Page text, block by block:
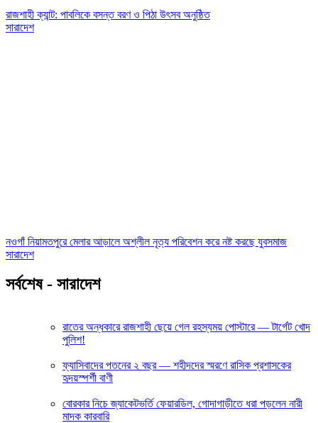
রাজশাহী ক্যান্ট: পাবলিকে বসন্ত বরণ ও পিঠা উৎসব অনুষ্ঠিত
সারাদেশ
নওগাঁ নিয়ামতপুরে মেলার আড়ালে অশ্লীল নৃত্য পরিবেশন করে নষ্ট করছে যুবসমাজ
সারাদেশ
সর্বশেষ - সারাদেশ
রাতের অন্ধকারে রাজশাহী ছেয়ে গেল রহস্যময় পোস্টারে — টার্গেট খোদ
পুলিশ!
ফ্যাসিবাদের পতনের ২ বছর — শহীদদের স্মরণে রাসিক প্রশাসকের
হৃদয়স্পর্শী বাণী
বোরকার নিচে জ্যাকেটভর্তি ফেয়ারডিল, গোদাগাড়ীতে ধরা পড়লেন নারী
মাদক কারবারি